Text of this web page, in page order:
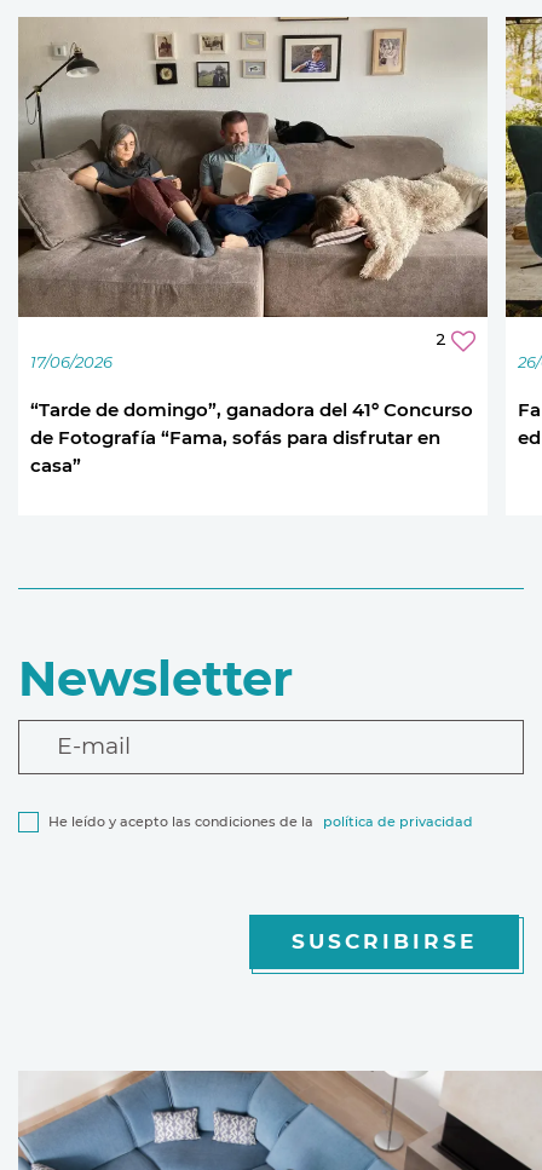
2
17/06/2026
“Tarde de domingo”, ganadora del 41º Concurso
de Fotografía “Fama, sofás para disfrutar en
casa”
Newsletter
E-mail
He leído y acepto las condiciones de la política de privacidad
SUSCRIBIRSE